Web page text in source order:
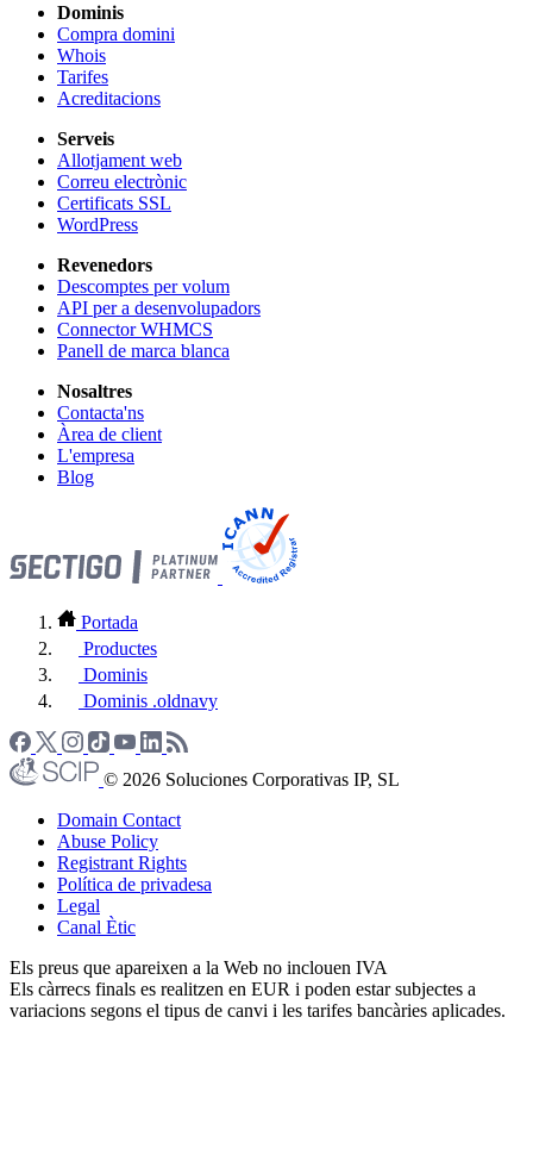
Dominis
Compra domini
Whois
Tarifes
Acreditacions
Serveis
Allotjament web
Correu electrònic
Certificats SSL
WordPress
Revenedors
Descomptes per volum
API per a desenvolupadors
Connector WHMCS
Panell de marca blanca
Nosaltres
Contacta'ns
Àrea de client
L'empresa
Blog
Portada
Productes
Dominis
Dominis .oldnavy
© 2026 Soluciones Corporativas IP, SL
Domain Contact
Abuse Policy
Registrant Rights
Política de privadesa
Legal
Canal Ètic
Els preus que apareixen a la Web no inclouen IVA
Els càrrecs finals es realitzen en EUR i poden estar subjectes a
variacions segons el tipus de canvi i les tarifes bancàries aplicades.